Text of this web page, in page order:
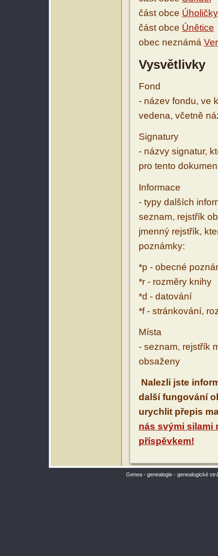
část obce Úholičky
část obce Únětice
obec neznámá
Vysvětlivky
Fond
- název fondu, ve
vedena, včetně
Signatury
- názvy signatur,
pro tento
Informace
- typy dalších
seznam, rejstřík
jmenný rejstřík,
poznámky:
*p - obecné
*r - rozměry knihy
*d - datování
*f - stránkování,
Místa
- seznam, rejstřík
obsaženy
Nalezli jste
další fungování
urychlit přepis
nás svými silami
příspěvkem!
Genea - genealogie - genealogické